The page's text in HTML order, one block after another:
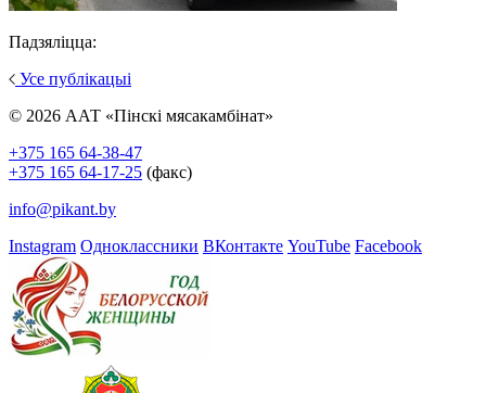
Падзяліцца:
Усе публікацыі
© 2026 ААТ «Пінскі мясакамбінат»
+375 165 64-38-47
+375 165 64-17-25 (факс)
info@pikant.by
Instagram Одноклассники ВКонтакте YouTube Facebook